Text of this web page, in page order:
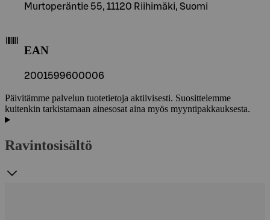
Murtoperäntie 55, 11120 Riihimäki, Suomi
EAN
2001599600006
Päivitämme palvelun tuotetietoja aktiivisesti. Suosittelemme
kuitenkin tarkistamaan ainesosat aina myös myyntipakkauksesta.
Ravintosisältö